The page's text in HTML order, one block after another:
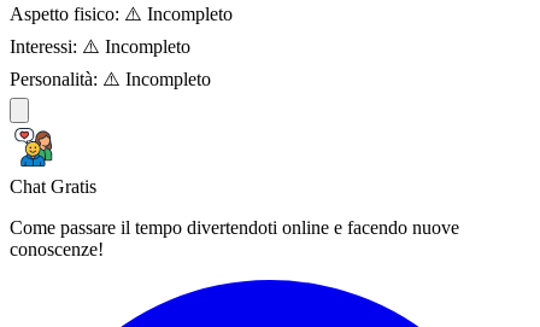
Aspetto fisico: ⚠️ Incompleto
Interessi: ⚠️ Incompleto
Personalità: ⚠️ Incompleto
Chat Gratis
Come passare il tempo divertendoti online e facendo nuove
conoscenze!